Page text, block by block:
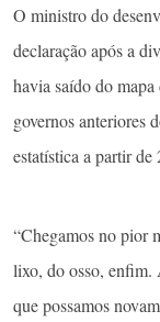
O ministro do
declaração após a
havia saído do mapa
governos anteriores
estatística a partir de
“Chegamos no pior
lixo, do osso, enfim.
que possamos